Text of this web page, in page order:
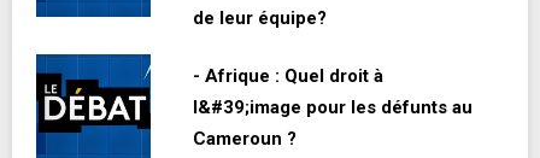
de leur équipe?
- Afrique : Quel droit à
l&#39;image pour les défunts au
Cameroun ?